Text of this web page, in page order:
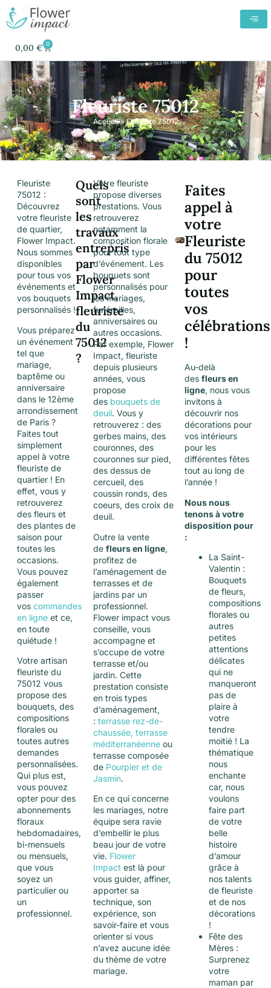
0,00 € 0
Fleuriste 75012
Accueil»Fleuriste 75012
Fleuriste
75012 :
Découvrez
votre fleuriste
de quartier,
Flower Impact.
Nous sommes
disponibles
pour tous vos
événements et
vos bouquets
personnalisés !
Vous préparez
un événement
tel que
mariage,
baptême ou
anniversaire
dans le 12ème
arrondissement
de Paris ?
Faites tout
simplement
appel à votre
fleuriste de
quartier ! En
effet, vous y
retrouverez
des fleurs et
des plantes de
saison pour
toutes les
occasions.
Vous pouvez
également
passer
vos commandes
en ligne et ce,
en toute
quiétude !
Votre artisan
fleuriste du
75012 vous
propose des
bouquets, des
compositions
florales ou
toutes autres
demandes
personnalisées.
Qui plus est,
vous pouvez
opter pour des
abonnements
floraux
hebdomadaires,
bi-mensuels
ou mensuels,
que vous
soyez un
particulier ou
un
professionnel.
Quels
sont
les
travaux
entrepris
par
Flower
Impact,
fleuriste
du
75012
?
Votre fleuriste
propose diverses
prestations. Vous
retrouverez
notamment la
composition florale
pour tout type
d’événement. Les
bouquets sont
personnalisés pour
les mariages,
funérailles,
anniversaires ou
autres occasions.
Par exemple, Flower
Impact, fleuriste
depuis plusieurs
années, vous
propose
des bouquets de
deuil. Vous y
retrouverez : des
gerbes mains, des
couronnes, des
couronnes sur pied,
des dessus de
cercueil, des
coussin ronds, des
coeurs, des croix de
deuil.
Outre la vente
de fleurs en ligne,
profitez de
l’aménagement de
terrasses et de
jardins par un
professionnel.
Flower impact vous
conseille, vous
accompagne et
s’occupe de votre
terrasse et/ou
jardin. Cette
prestation consiste
en trois types
d’aménagement,
: terrasse rez-de-
chaussée, terrasse
méditerranéenneou
terrasse composée
de Pourpier et de
Jasmin.
En ce qui concerne
les mariages, notre
équipe sera ravie
d’embellir le plus
beau jour de votre
vie. Flower
Impact est là pour
vous guider, affiner,
apporter sa
technique, son
expérience, son
savoir-faire et vous
orienter si vous
n’avez aucune idée
du thème de votre
mariage.
Faites
appel à
votre
Fleuriste
du 75012
pour
toutes
vos
célébrations
!
Au-delà
desfleurs en
ligne, nous vous
invitons à
découvrir nos
décorations pour
vos intérieurs
pour les
différentes fêtes
tout au long de
l’année !
Nous nous
tenons à votre
disposition pour
:
La Saint-
Valentin :
Bouquets
de fleurs,
compositions
florales ou
autres
petites
attentions
délicates
qui ne
manqueront
pas de
plaire à
votre
tendre
moitié ! La
thématique
nous
enchante
car, nous
voulons
faire part
de votre
belle
histoire
d’amour
grâce à
nos talents
de fleuriste
et de nos
décorations
!
Fête des
Mères :
Surprenez
votre
maman par